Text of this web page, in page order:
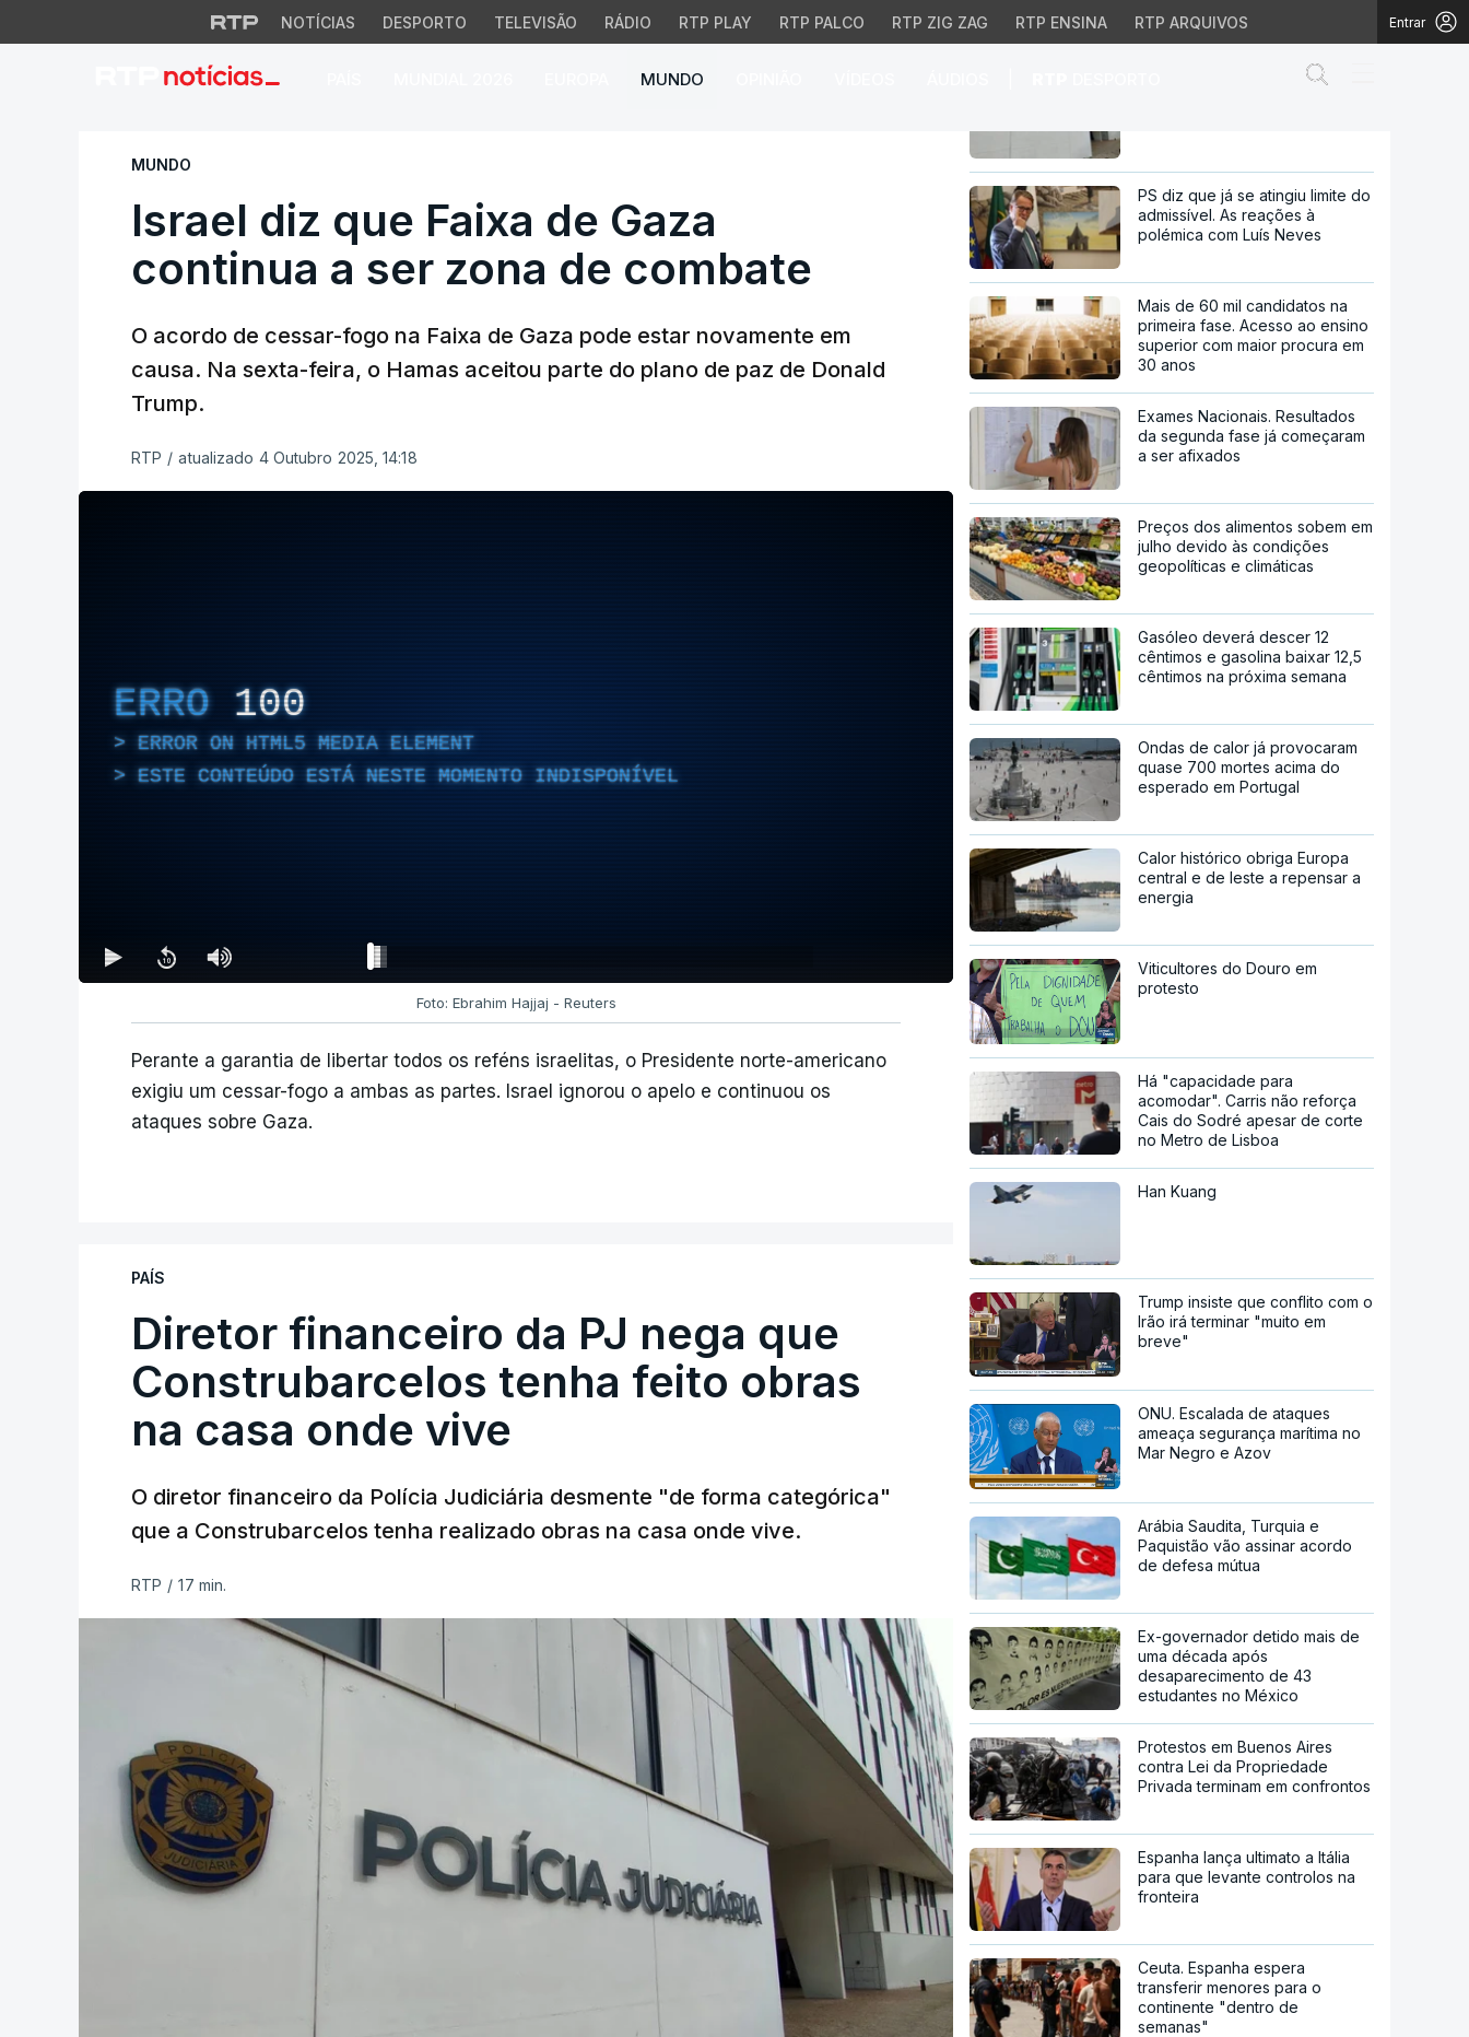
NOTÍCIAS DESPORTO TELEVISÃO RÁDIO RTP PLAY RTP PALCO RTP ZIG ZAG RTP ENSINA RTP ARQUIVOS Entrar
MUNDO
Israel diz que Faixa de Gaza continua a ser zona de combate
MUNDO
Israel diz que Faixa de Gaza
continua a ser zona de combate
O acordo de cessar-fogo na Faixa de Gaza pode estar novamente em
causa. Na sexta-feira, o Hamas aceitou parte do plano de paz de Donald
Trump.
RTP / atualizado 4 Outubro 2025, 14:18
ERRO 100
ERROR ON HTML5 MEDIA ELEMENT
ESTE CONTEÚDO ESTÁ NESTE MOMENTO INDISPONÍVEL
Foto: Ebrahim Hajjaj - Reuters
Perante a garantia de libertar todos os reféns israelitas, o Presidente norte-americano
exigiu um cessar-fogo a ambas as partes. Israel ignorou o apelo e continuou os
ataques sobre Gaza.
PAÍS
Diretor financeiro da PJ nega que
Construbarcelos tenha feito obras
na casa onde vive
O diretor financeiro da Polícia Judiciária desmente "de forma categórica"
que a Construbarcelos tenha realizado obras na casa onde vive.
RTP / 17 min.
Diretor financeiro da PJ nega
PS diz que já se atingiu limite do
admissível. As reações à
polémica com Luís Neves
Mais de 60 mil candidatos na
primeira fase. Acesso ao ensino
superior com maior procura em
30 anos
Exames Nacionais. Resultados
da segunda fase já começaram
a ser afixados
Preços dos alimentos sobem em
julho devido às condições
geopolíticas e climáticas
Gasóleo deverá descer 12
cêntimos e gasolina baixar 12,5
cêntimos na próxima semana
Ondas de calor já provocaram
quase 700 mortes acima do
esperado em Portugal
Calor histórico obriga Europa
central e de leste a repensar a
energia
Viticultores do Douro em
protesto
Há "capacidade para
acomodar". Carris não reforça
Cais do Sodré apesar de corte
no Metro de Lisboa
Han Kuang
Trump insiste que conflito com o
Irão irá terminar "muito em
breve"
ONU. Escalada de ataques
ameaça segurança marítima no
Mar Negro e Azov
Arábia Saudita, Turquia e
Paquistão vão assinar acordo
de defesa mútua
Ex-governador detido mais de
uma década após
desaparecimento de 43
estudantes no México
Protestos em Buenos Aires
contra Lei da Propriedade
Privada terminam em confrontos
Espanha lança ultimato a Itália
para que levante controlos na
fronteira
Ceuta. Espanha espera
transferir menores para o
continente "dentro de
semanas"